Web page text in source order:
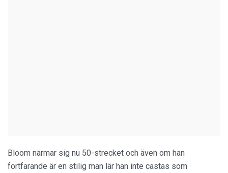
Bloom närmar sig nu 50-strecket och även om han
fortfarande är en stilig man lär han inte castas som